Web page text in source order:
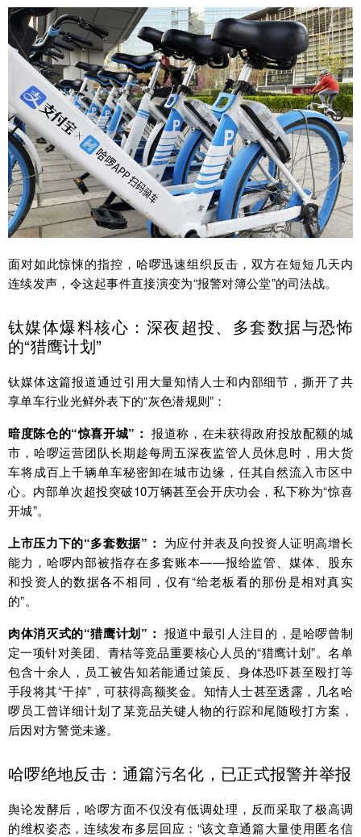
面对如此惊悚的指控，哈啰迅速组织反击，双方在短短几天内
连续发声，令这起事件直接演变为“报警对簿公堂”的司法战。
钛媒体爆料核心：深夜超投、多套数据与恐怖
的“猎鹰计划”
钛媒体这篇报道通过引用大量知情人士和内部细节，撕开了共
享单车行业光鲜外表下的“灰色潜规则”：
暗度陈仓的“惊喜开城”： 报道称，在未获得政府投放配额的城
市，哈啰运营团队长期趁每周五深夜监管人员休息时，用大货
车将成百上千辆单车秘密卸在城市边缘，任其自然流入市区中
心。内部单次超投突破10万辆甚至会开庆功会，私下称为“惊喜
开城”。
上市压力下的“多套数据”： 为应付并表及向投资人证明高增长
能力，哈啰内部被指存在多套账本——报给监管、媒体、股东
和投资人的数据各不相同，仅有“给老板看的那份是相对真实
的”。
肉体消灭式的“猎鹰计划”： 报道中最引人注目的，是哈啰曾制
定一项针对美团、青桔等竞品重要核心人员的“猎鹰计划”。名单
包含十余人，员工被告知若能通过策反、身体恐吓甚至殴打等
手段将其“干掉”，可获得高额奖金。知情人士甚至透露，几名哈
啰员工曾详细计划了某竞品关键人物的行踪和尾随殴打方案，
后因对方警觉未遂。
哈啰绝地反击：通篇污名化，已正式报警并举报
舆论发酵后，哈啰方面不仅没有低调处理，反而采取了极高调
的维权姿态，连续发布多层回应：“该文章通篇大量使用匿名信